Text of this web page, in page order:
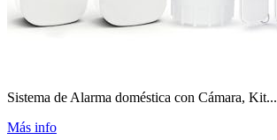
Sistema de Alarma doméstica con Cámara, Kit...
Más info